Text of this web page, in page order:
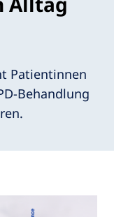
Patientinnen
Behandlung